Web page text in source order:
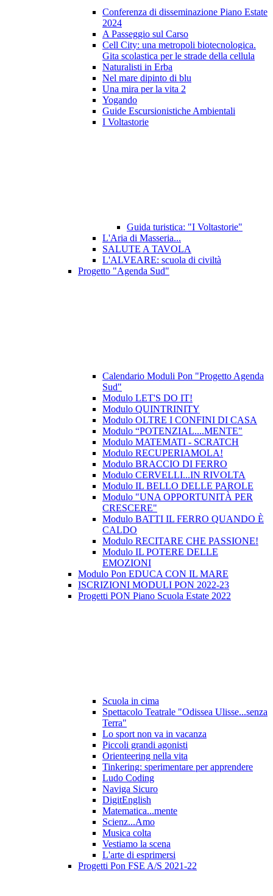
Conferenza di disseminazione Piano Estate
2024
A Passeggio sul Carso
Cell City: una metropoli biotecnologica.
Gita scolastica per le strade della cellula
Naturalisti in Erba
Nel mare dipinto di blu
Una mira per la vita 2
Yogando
Guide Escursionistiche Ambientali
I Voltastorie
Guida turistica: "I Voltastorie"
L'Aria di Masseria...
SALUTE A TAVOLA
L'ALVEARE: scuola di civiltà
Progetto "Agenda Sud"
Calendario Moduli Pon "Progetto Agenda
Sud"
Modulo LET'S DO IT!
Modulo QUINTRINITY
Modulo OLTRE I CONFINI DI CASA
Modulo “POTENZIAL....MENTE"
Modulo MATEMATI - SCRATCH
Modulo RECUPERIAMOLA!
Modulo BRACCIO DI FERRO
Modulo CERVELLI...IN RIVOLTA
Modulo IL BELLO DELLE PAROLE
Modulo "UNA OPPORTUNITÀ PER
CRESCERE"
Modulo BATTI IL FERRO QUANDO È
CALDO
Modulo RECITARE CHE PASSIONE!
Modulo IL POTERE DELLE
EMOZIONI
Modulo Pon EDUCA CON IL MARE
ISCRIZIONI MODULI PON 2022-23
Progetti PON Piano Scuola Estate 2022
Scuola in cima
Spettacolo Teatrale "Odissea Ulisse...senza
Terra"
Lo sport non va in vacanza
Piccoli grandi agonisti
Orienteering nella vita
Tinkering: sperimentare per apprendere
Ludo Coding
Naviga Sicuro
DigitEnglish
Matematica...mente
Scienz...Amo
Musica colta
Vestiamo la scena
L'arte di esprimersi
Progetti Pon FSE A/S 2021-22